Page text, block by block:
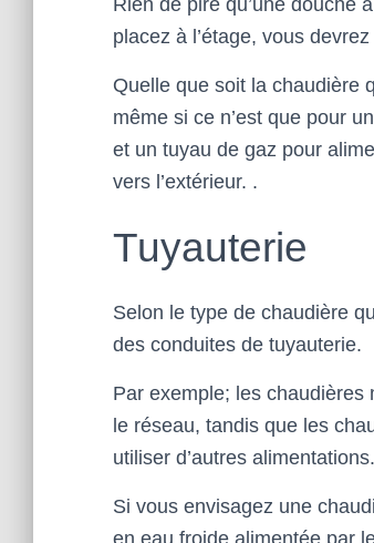
Rien de pire qu’une douche
placez à l’étage, vous
Quelle que soit la chaudière
même si ce n’est que pour
et un tuyau de gaz pour
vers l’extérieur. .
Tuyauterie
Selon le type de chaudière
des conduites de tuyauterie.
Par exemple; les chaudières
le réseau, tandis que les
utiliser d’autres alimentations.
Si vous envisagez une
en eau froide alimentée par